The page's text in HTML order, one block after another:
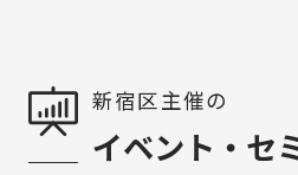
新宿区主催の
イベント・セ